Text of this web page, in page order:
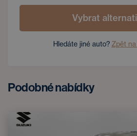
Vybrat
Hledáte jiné auto? Zpět
Podobné nabídky